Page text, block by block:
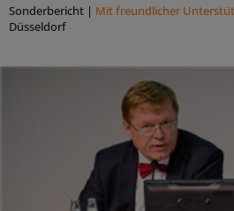
Sonderbericht | Mit freundlicher
Düsseldorf